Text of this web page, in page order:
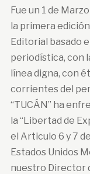
Fue un 1 de
la primera
Editorial basado
periodística, con
línea digna, con
corrientes del
“TUCÁN” ha
la “Libertad de
el Articulo 6 y 7
Estados Unidos
nuestro Director